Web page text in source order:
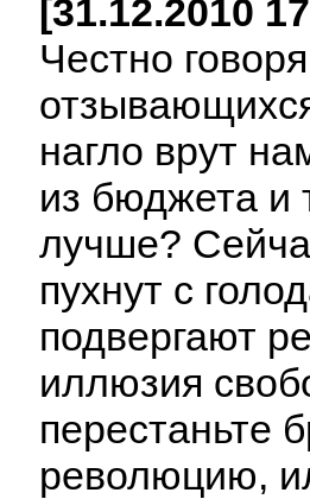
[31.12.2010
Честно
нагло врут
из бюджета и
лучше?
пухнут с
подвергают
иллюзия
перестаньте
революцию,